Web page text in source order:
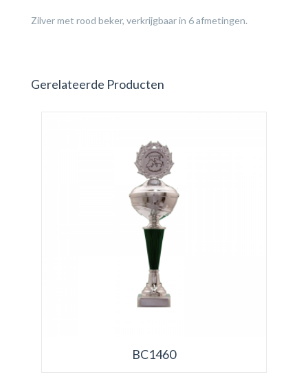
Zilver met rood beker, verkrijgbaar in 6 afmetingen.
Gerelateerde Producten
BC1460